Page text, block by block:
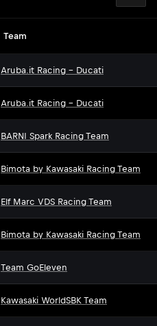
Team
Aruba.it Racing - Ducati
Aruba.it Racing - Ducati
BARNI Spark Racing Team
Bimota by Kawasaki Racing Team
Elf Marc VDS Racing Team
Bimota by Kawasaki Racing Team
Team GoEleven
Kawasaki WorldSBK Team